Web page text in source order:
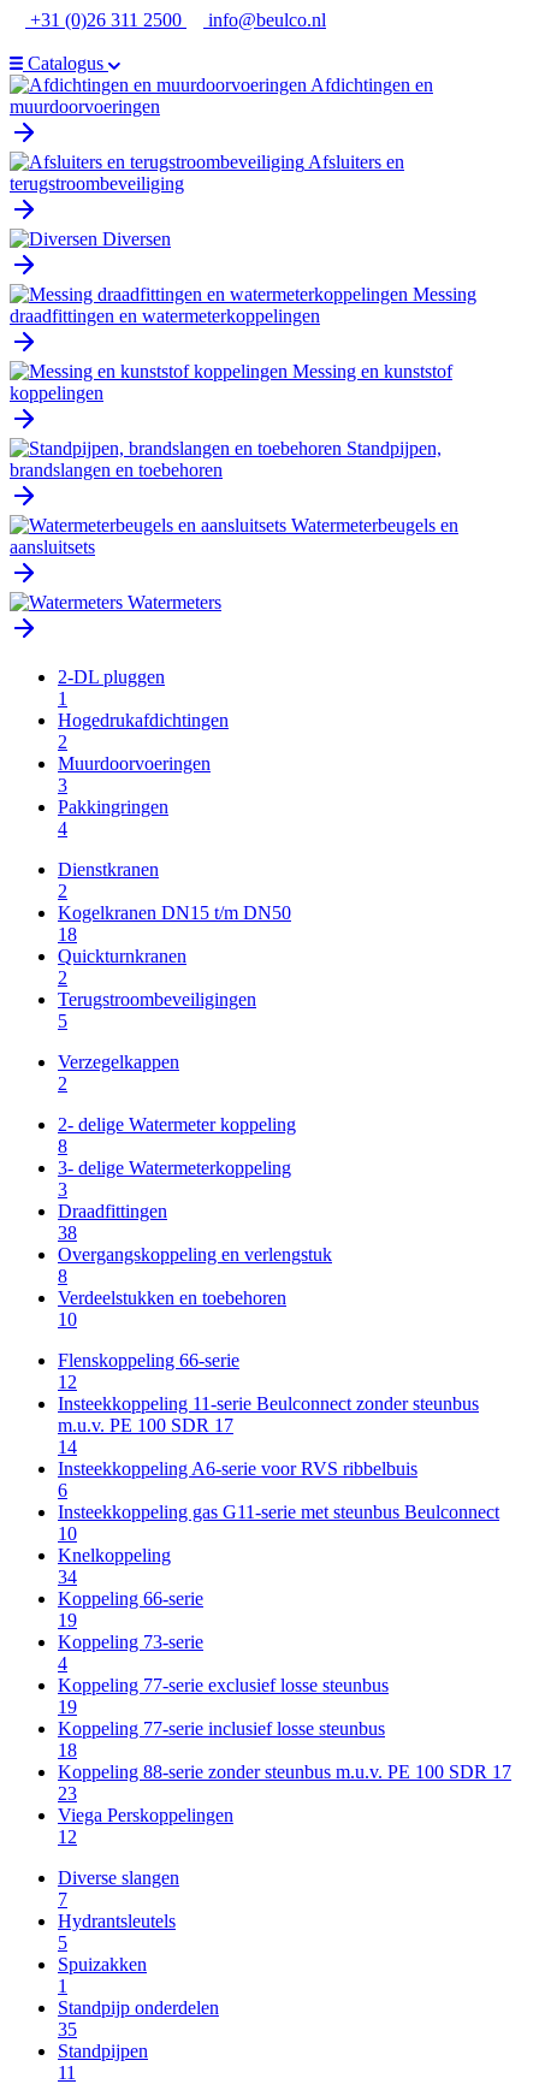
Ga
de
inhoud
+31 (0)26 311 2500 info@beulco.nl
Catalogus
Afdichtingen en
muurdoorvoeringen
Afsluiters en
terugstroombeveiliging
Diversen
Messing
draadfittingen en watermeterkoppelingen
Messing en kunststof
koppelingen
Standpijpen,
brandslangen en toebehoren
Watermeterbeugels en
aansluitsets
Watermeters
2-DL pluggen
1
Hogedrukafdichtingen
2
Muurdoorvoeringen
3
Pakkingringen
4
Dienstkranen
2
Kogelkranen DN15 t/m DN50
18
Quickturnkranen
2
Terugstroombeveiligingen
5
Verzegelkappen
2
2- delige Watermeter koppeling
8
3- delige Watermeterkoppeling
3
Draadfittingen
38
Overgangskoppeling en verlengstuk
8
Verdeelstukken en toebehoren
10
Flenskoppeling 66-serie
12
Insteekkoppeling 11-serie Beulconnect zonder steunbus
m.u.v. PE 100 SDR 17
14
Insteekkoppeling A6-serie voor RVS ribbelbuis
6
Insteekkoppeling gas G11-serie met steunbus Beulconnect
10
Knelkoppeling
34
Koppeling 66-serie
19
Koppeling 73-serie
4
Koppeling 77-serie exclusief losse steunbus
19
Koppeling 77-serie inclusief losse steunbus
18
Koppeling 88-serie zonder steunbus m.u.v. PE 100 SDR 17
23
Viega Perskoppelingen
12
Diverse slangen
7
Hydrantsleutels
5
Spuizakken
1
Standpijp onderdelen
35
Standpijpen
11